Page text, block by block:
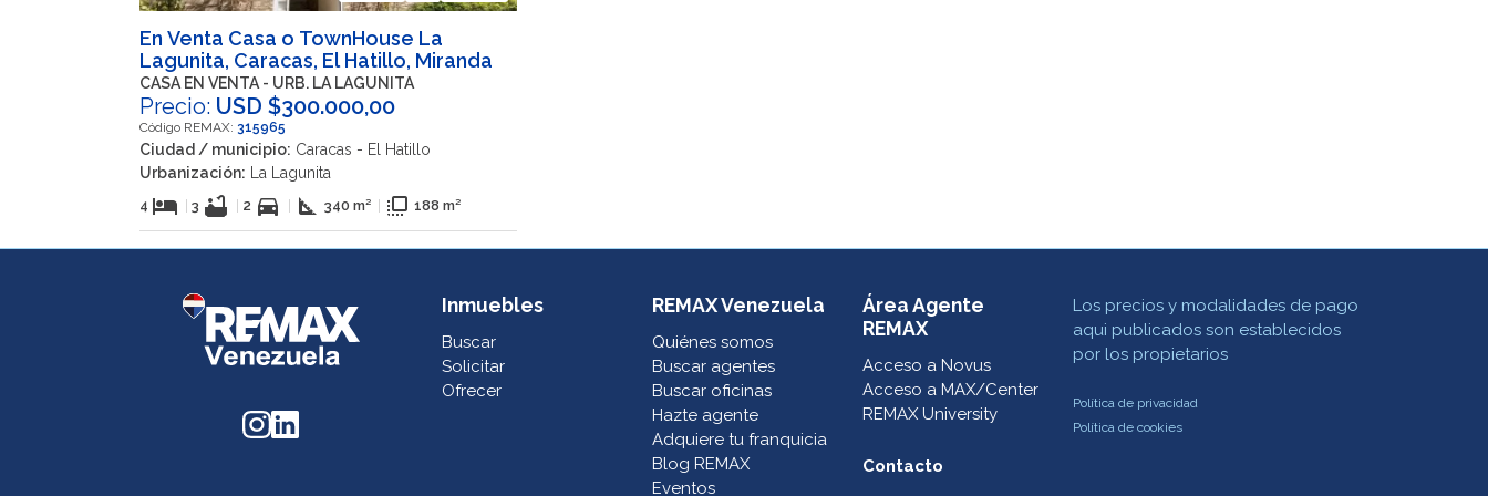
En Venta Casa o TownHouse La
Lagunita, Caracas, El Hatillo, Miranda
CASA EN VENTA - URB. LA LAGUNITA
Precio: USD $300.000,00
Código REMAX: 315965
Ciudad / municipio: Caracas - El Hatillo
Urbanización: La Lagunita
4 hotel 3 bathtub 2 directions_car square_foot 340 m² flip_to_front 188 m²
Inmuebles
Buscar
Solicitar
Ofrecer
REMAX Venezuela
Quiénes somos
Buscar agentes
Buscar oficinas
Hazte agente
Adquiere tu franquicia
Blog REMAX
Eventos
Área Agente
REMAX
Acceso a Novus
Acceso a MAX/Center
REMAX University
Contacto
Los precios y modalidades de pago
aqui publicados son establecidos
por los propietarios
Política de privacidad
Política de cookies